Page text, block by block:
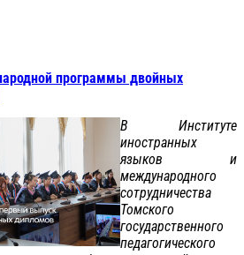
программы двойных
В Институте
иностранных
языков и
международного
сотрудничества
Томского
государственного
педагогического